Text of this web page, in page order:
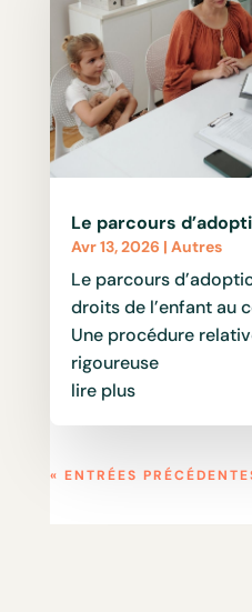
Le parcours
Avr 13, 2026 | Autres
Le parcours
droits de l’enfant au
Une procédure
rigoureuse
lire plus
« ENTRÉES